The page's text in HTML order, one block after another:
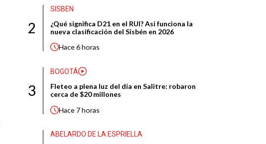
2
SISBEN
¿Qué significa D21 en el RUI? Así funciona la
nueva clasificación del Sisbén en 2026
Hace6 horas
3
BOGOTÁ
Fleteo a plena luz del día en Salitre: robaron
cerca de $20 millones
Hace 7 horas
ABELARDO DE LA ESPRIELLA